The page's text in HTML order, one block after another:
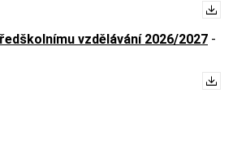
vzdělávání 2026/2027 -